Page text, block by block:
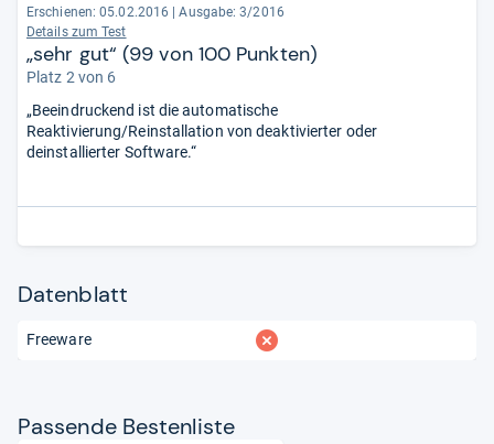
Erschienen: 05.02.2016
Ausgabe: 3/2016
Details zum Test
„sehr gut“ (99 von 100 Punkten)
Platz 2 von 6
„Beeindruckend ist die automatische
Reaktivierung/Reinstallation von deaktivierter oder
deinstallierter Software.“
Datenblatt
Freeware fehlt
Pas­sende Bes­ten­liste